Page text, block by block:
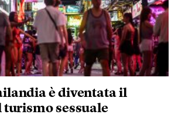
è diventata il
turismo sessuale